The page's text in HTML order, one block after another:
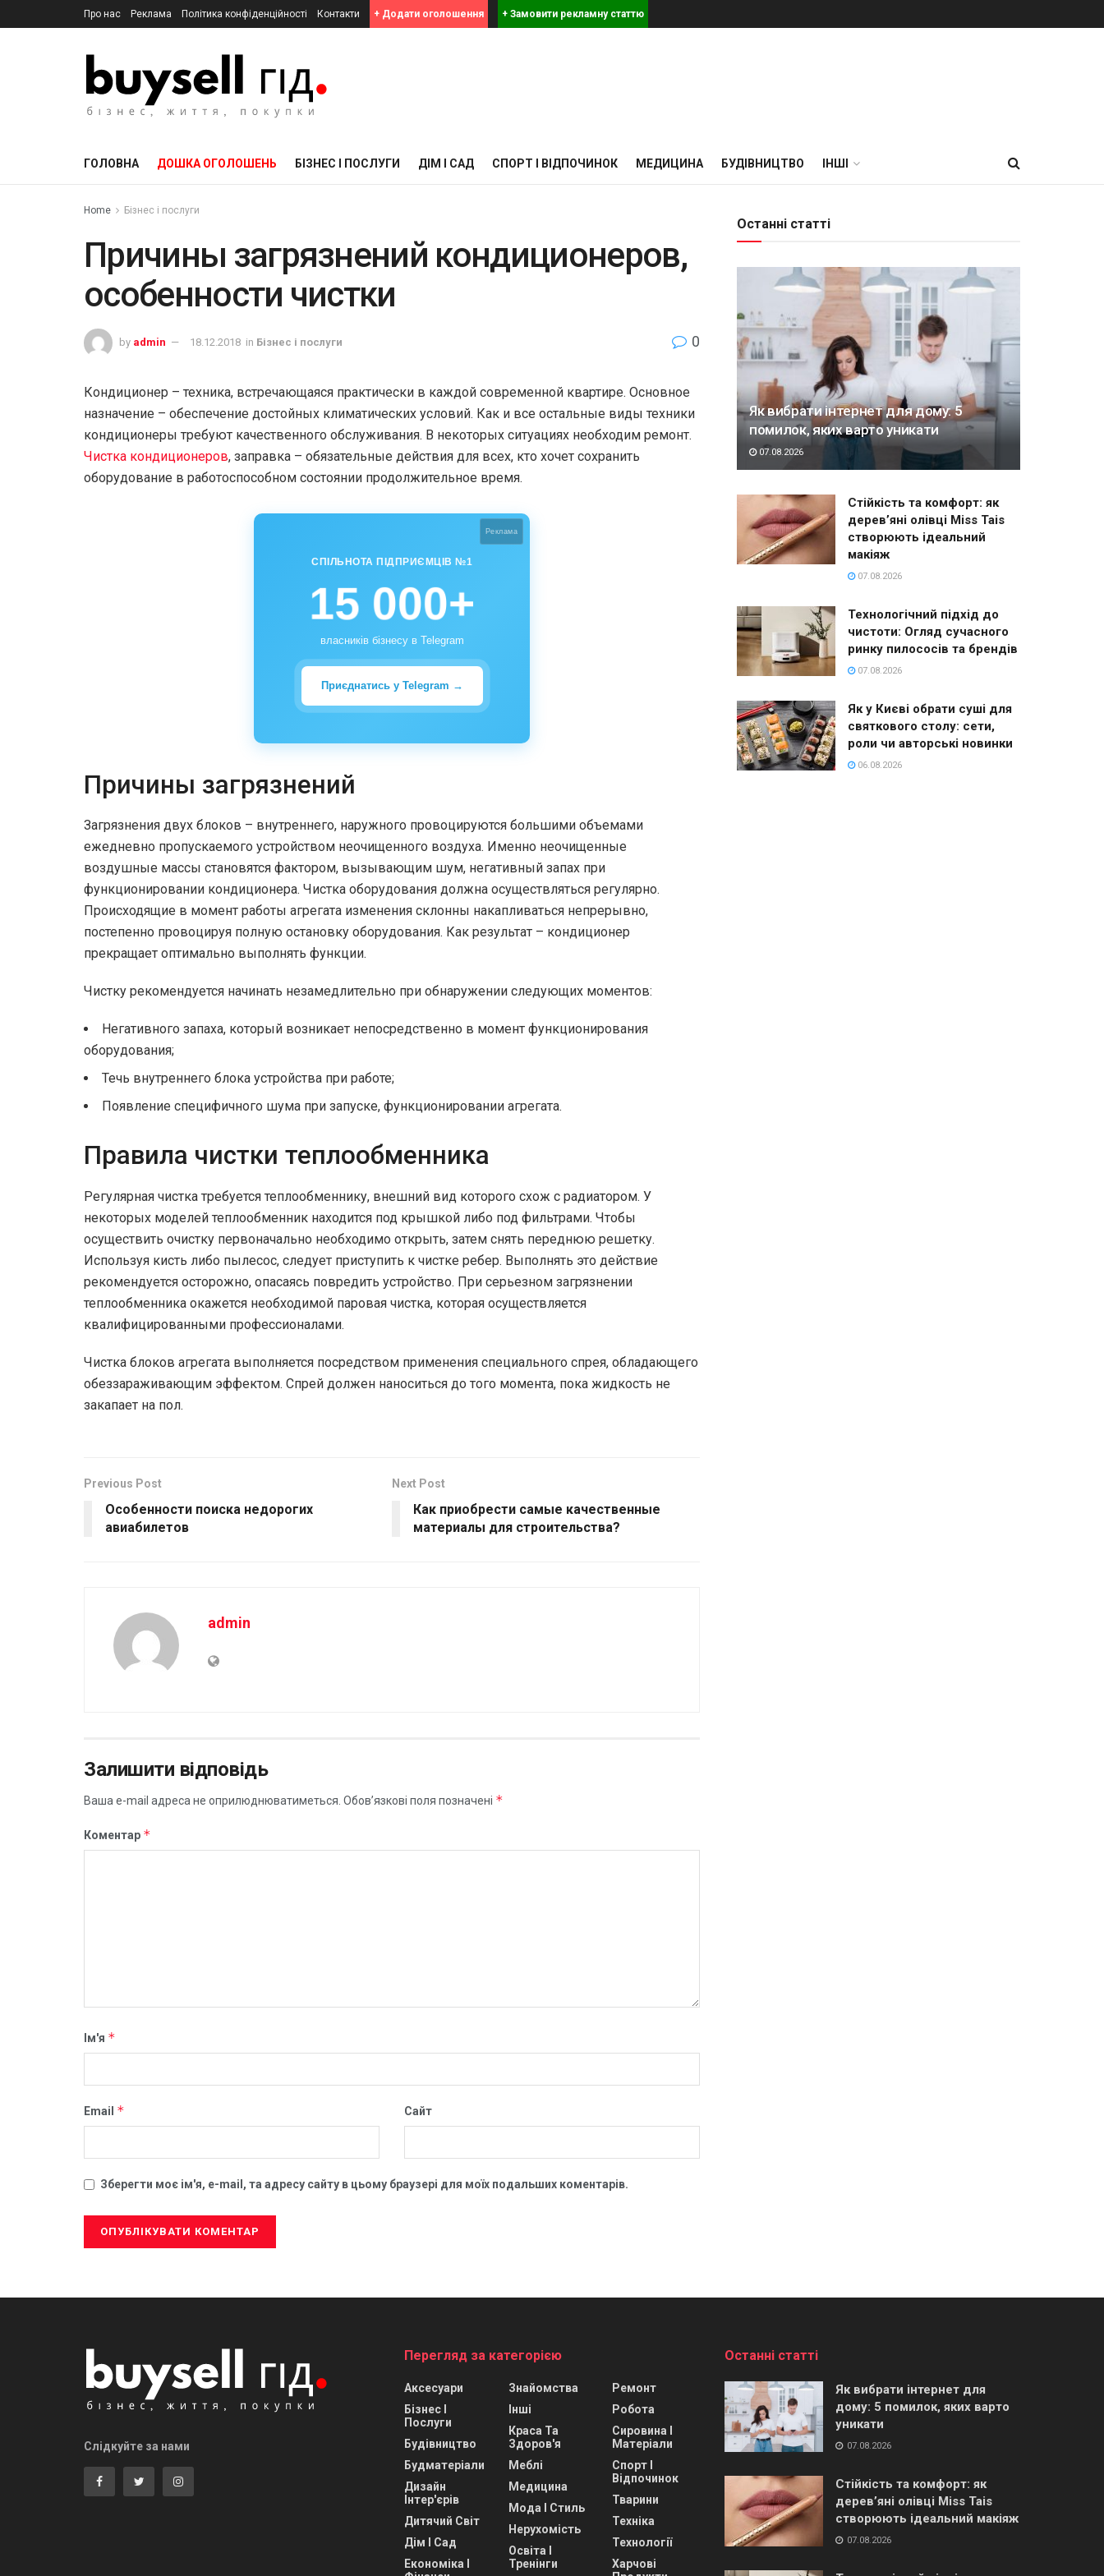
Про нас Реклама Політика конфіденційності Контакти + Додати оголошення + Замовити рекламну статтю
ГОЛОВНА ДОШКА ОГОЛОШЕНЬ БІЗНЕС І ПОСЛУГИ ДІМ І САД СПОРТ І ВІДПОЧИНОК МЕДИЦИНА БУДІВНИЦТВО ІНШІ
Home Бізнес і послуги
Причины загрязнений кондиционеров,
особенности чистки
by admin 18.12.2018 in Бізнес і послуги 0
Кондиционер – техника, встречающаяся практически в каждой современной квартире. Основное
назначение – обеспечение достойных климатических условий. Как и все остальные виды техники
кондиционеры требуют качественного обслуживания. В некоторых ситуациях необходим ремонт.
Чистка кондиционеров, заправка – обязательные действия для всех, кто хочет сохранить
оборудование в работоспособном состоянии продолжительное время.
Реклама
СПІЛЬНОТА ПІДПРИЄМЦІВ №1
15 000+
власників бізнесу в Telegram
Приєднатись у Telegram →
Причины загрязнений
Загрязнения двух блоков – внутреннего, наружного провоцируются большими объемами
ежедневно пропускаемого устройством неочищенного воздуха. Именно неочищенные
воздушные массы становятся фактором, вызывающим шум, негативный запах при
функционировании кондиционера. Чистка оборудования должна осуществляться регулярно.
Происходящие в момент работы агрегата изменения склонны накапливаться непрерывно,
постепенно провоцируя полную остановку оборудования. Как результат – кондиционер
прекращает оптимально выполнять функции.
Чистку рекомендуется начинать незамедлительно при обнаружении следующих моментов:
Негативного запаха, который возникает непосредственно в момент функционирования
оборудования;
Течь внутреннего блока устройства при работе;
Появление специфичного шума при запуске, функционировании агрегата.
Правила чистки теплообменника
Регулярная чистка требуется теплообменнику, внешний вид которого схож с радиатором. У
некоторых моделей теплообменник находится под крышкой либо под фильтрами. Чтобы
осуществить очистку первоначально необходимо открыть, затем снять переднюю решетку.
Используя кисть либо пылесос, следует приступить к чистке ребер. Выполнять это действие
рекомендуется осторожно, опасаясь повредить устройство. При серьезном загрязнении
теплообменника окажется необходимой паровая чистка, которая осуществляется
квалифицированными профессионалами.
Чистка блоков агрегата выполняется посредством применения специального спрея, обладающего
обеззараживающим эффектом. Спрей должен наноситься до того момента, пока жидкость не
закапает на пол.
Previous Post
Особенности поиска недорогих
авиабилетов
Next Post
Как приобрести самые качественные
материалы для строительства?
admin
Залишити відповідь
Ваша e-mail адреса не оприлюднюватиметься. Обов’язкові поля позначені *
Коментар *
Ім'я *
Email * Сайт
Зберегти моє ім'я, e-mail, та адресу сайту в цьому браузері для моїх подальших коментарів.
Останні статті
Як вибрати інтернет для дому: 5
помилок, яких варто уникати
07.08.2026
Стійкість та комфорт: як
дерев’яні олівці Miss Tais
створюють ідеальний
макіяж
07.08.2026
Технологічний підхід до
чистоти: Огляд сучасного
ринку пилососів та брендів
07.08.2026
Як у Києві обрати суші для
святкового столу: сети,
роли чи авторські новинки
06.08.2026
Слідкуйте за нами
Перегляд за категорією
Аксесуари
Бізнес І
Послуги
Будівництво
Будматеріали
Дизайн
Інтер'єрів
Дитячий Світ
Дім І Сад
Економіка І
Знайомства
Інші
Краса Та
Здоров'я
Меблі
Медицина
Мода І Стиль
Нерухомість
Освіта І
Тренінги
Ремонт
Робота
Сировина І
Матеріали
Спорт І
Відпочинок
Тварини
Техніка
Технології
Харчові
Останні статті
Як вибрати інтернет для
дому: 5 помилок, яких варто
уникати
07.08.2026
Стійкість та комфорт: як
дерев’яні олівці Miss Tais
створюють ідеальний макіяж
07.08.2026